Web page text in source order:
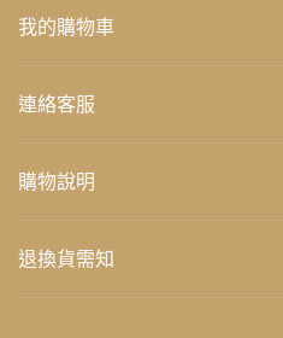
我的購物車
連絡客服
購物說明
退換貨需知